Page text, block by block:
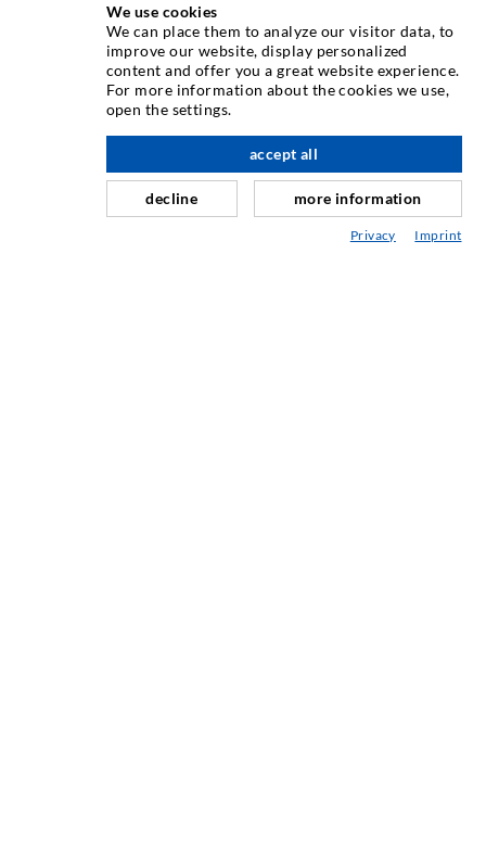
TÉCNICA DE INYECCIÓN
Inyección de grietas
Sellado horizontal
Inyección de cortina y mampostería
Reparación de juntas de expansión
Minería y Tunelería
hacia arriba
We use cookies
We can place them to analyze our visitor data, to
improve our website, display personalized
content and offer you a great website experience.
For more information about the cookies we use,
open the settings.
decline
accept all
more information
Privacy Imprint